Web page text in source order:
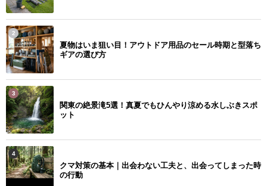
2
夏物はいま狙い目！アウトドア用品のセール時期と型落ち
ギアの選び方
3
関東の絶景滝5選！真夏でもひんやり涼める水しぶきスポ
ット
4
クマ対策の基本｜出会わない工夫と、出会ってしまった時
の行動